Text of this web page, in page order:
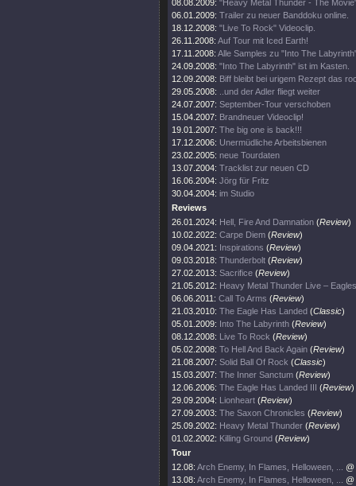
08.08.2009: "Heavy Metal Thunder - The
06.01.2009: Trailer zu neuer Banddoku online.
18.12.2008: "Live To Rock" Videoclip.
26.11.2008: Auf Tour mit Iced Earth!
17.11.2008: Alle Samples zu "Into The
24.09.2008: "Into The Labyrinth" ist im Kasten.
12.09.2008: Biff bleibt bei urigem Rezept das
29.05.2008:
..und der Adler fliegt weiter
24.07.2007: September-Tour verschoben
15.04.2007: Brandneuer Videoclip!
19.01.2007: The big one is back!!!
17.12.2006: Unermüdliche Arbeitsbienen
23.02.2005: neue Tourdaten
13.07.2004: Tracklist zur neuen CD
16.06.2004: Jörg für Fritz
30.04.2004: im Studio
Reviews
26.01.2024: Hell, Fire And Damnation (Review)
10.02.2022: Carpe Diem (Review)
09.04.2021: Inspirations (Review)
09.03.2018: Thunderbolt (Review)
27.02.2013: Sacrifice (Review)
21.05.2012: Heavy Metal Thunder Live –
06.06.2011: Call To Arms (Review)
21.03.2010: The Eagle Has Landed (Classic)
05.01.2009: Into The Labyrinth (Review)
08.12.2008: Live To Rock (Review)
05.02.2008: To Hell And Back Again (Review)
21.08.2007: Solid Ball Of Rock (Classic)
15.03.2007: The Inner Sanctum (Review)
12.06.2006: The Eagle Has Landed III (Review)
29.09.2004: Lionheart (Review)
27.09.2003: The Saxon Chronicles (Review)
25.09.2002: Heavy Metal Thunder (Review)
01.02.2002: Killing Ground (Review)
Tour
12.08: Arch Enemy, In Flames, Helloween, ...
13.08: Arch Enemy, In Flames, Helloween, ...